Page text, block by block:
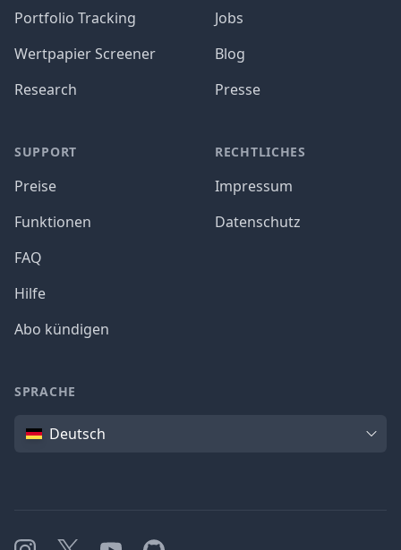
Portfolio Tracking
Wertpapier Screener
Research
SUPPORT
Preise
Funktionen
FAQ
Hilfe
Abo kündigen
Jobs
Blog
Presse
RECHTLICHES
Impressum
Datenschutz
SPRACHE
SpracheDeutsch